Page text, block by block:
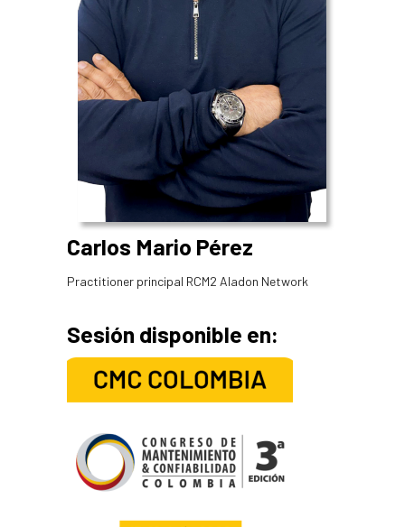
Carlos Mario Pérez
Practitioner principal RCM2 Aladon Network
Sesión disponible en: